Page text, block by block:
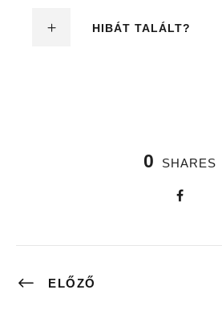
HIBÁT TALÁLT?
0 SHARES
ELŐZŐ